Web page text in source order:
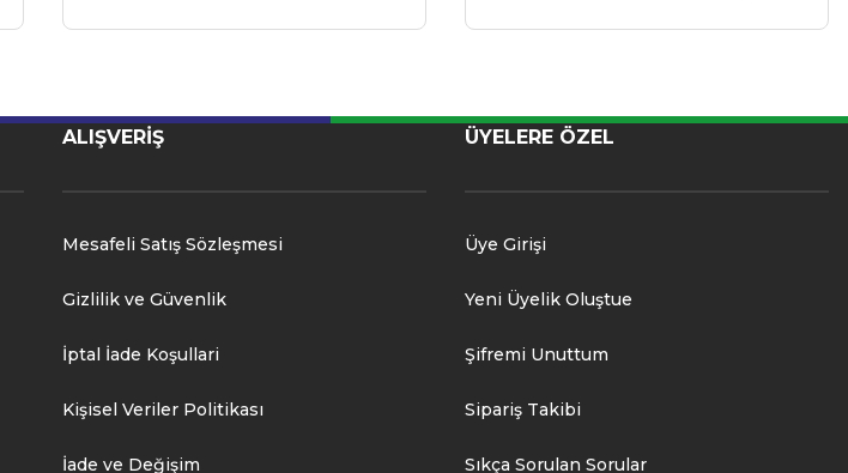
ALIŞVERİŞ
Mesafeli Satış Sözleşmesi
Gizlilik ve Güvenlik
İptal İade Koşullari
Kişisel Veriler Politikası
İade ve Değişim
ÜYELERE ÖZEL
Üye Girişi
Yeni Üyelik Oluştue
Şifremi Unuttum
Sipariş Takibi
Sıkça Sorulan Sorular